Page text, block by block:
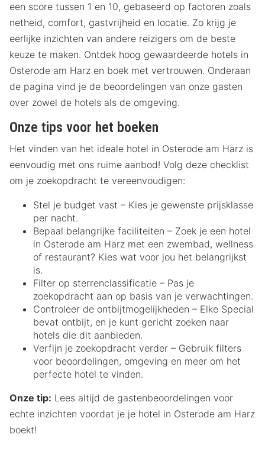
een score tussen 1 en 10, gebaseerd op factoren zoals
netheid, comfort, gastvrijheid en locatie. Zo krijg je
eerlijke inzichten van andere reizigers om de beste
keuze te maken. Ontdek hoog gewaardeerde hotels in
Osterode am Harz en boek met vertrouwen. Onderaan
de pagina vind je de beoordelingen van onze gasten
over zowel de hotels als de omgeving.
Onze tips voor het boeken
Het vinden van het ideale hotel in Osterode am Harz is
eenvoudig met ons ruime aanbod! Volg deze checklist
om je zoekopdracht te vereenvoudigen:
Stel je budget vast – Kies je gewenste prijsklasse
per nacht.
Bepaal belangrijke faciliteiten – Zoek je een hotel
in Osterode am Harz met een zwembad, wellness
of restaurant? Kies wat voor jou het belangrijkst
is.
Filter op sterrenclassificatie – Pas je
zoekopdracht aan op basis van je verwachtingen.
Controleer de ontbijtmogelijkheden – Elke Special
bevat ontbijt, en je kunt gericht zoeken naar
hotels die dit aanbieden.
Verfijn je zoekopdracht verder – Gebruik filters
voor beoordelingen, omgeving en meer om het
perfecte hotel te vinden.
Onze tip: Lees altijd de gastenbeoordelingen voor
echte inzichten voordat je je hotel in Osterode am Harz
boekt!